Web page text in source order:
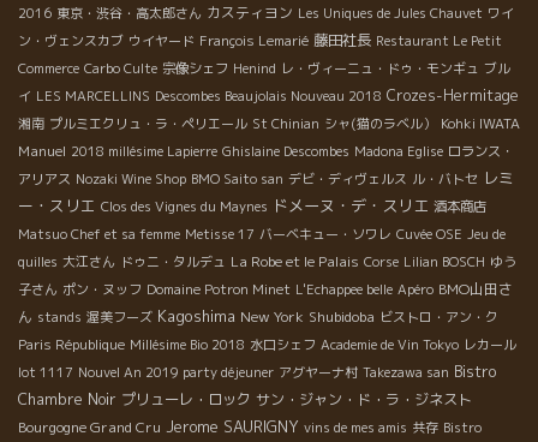
2016 東京・渋谷・高太郎さん カスティヨン Les Uniques de Jules Chauvet ワイ
ン・ヴェンスカブ ウイヤード François Lemarié 藤田社長 Restaurant Le Petit
Commerce Carbo Culte 宗像シェフ Henind レ・ヴィーニュ・ドゥ・モンギュ ブル
イ LES MARCELLINS Descombes Beaujolais Nouveau 2018 Crozes-Hermitage
湘南 プルミエクリュ・ラ・ペリエール St Chinian シャ(猫のラベル） Kohki IWATA
Manuel 2018 millésime Lapierre Ghislaine Descombes Madona Eglise ロランス・
アリアス Nozaki Wine Shop BMO Saito san デビ・ディヴェルス ル・バトセ レミ
ー・スリエ Clos des Vignes du Maynes ドメーヌ・デ・スリエ 酒本商店
Matsuo Chef et sa femme Metisse 17 バーベキュー・ソワレ Cuvée OSE Jeu de
quilles 大江さん ドゥニ・タルデュ La Robe et le Palais Corse Lilian BOSCH ゆう
子さん ポン・ヌッフ Domaine Potron Minet L'Echappee belle Apéro BMO山田さ
ん stands 渥美フーズ Kagoshima New York Shubidoba ビストロ・アン・ク
Paris République Millésime Bio 2018 水口シェフ Academie de Vin Tokyo レカール
lot 1117 Nouvel An 2019 party déjeuner アグヤーナ村 Takezawa san Bistro
Chambre Noir プリューレ・ロック サン・ジャン・ド・ラ・ジネスト
Bourgogne Grand Cru Jerome SAURIGNY vins de mes amis 共存 Bistro